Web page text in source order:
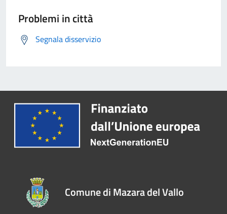
Problemi in città
Segnala disservizio
Comune di Mazara del Vallo